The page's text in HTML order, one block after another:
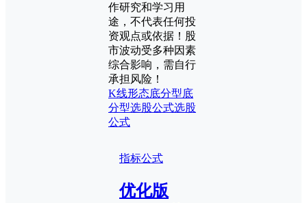
作研究和学习用
途，不代表任何投
资观点或依据！股
市波动受多种因素
综合影响，需自行
承担风险！
K线形态底分型底
分型选股公式选股
公式
指标公式
优化版